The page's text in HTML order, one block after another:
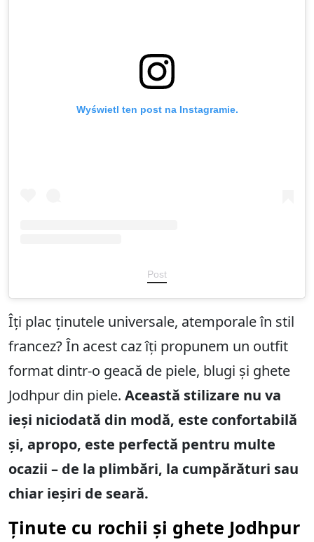
Wyświetl ten post na Instagramie.
Post
Îți plac ținutele universale, atemporale în stil
francez? În acest caz îți propunem un outfit
format dintr-o geacă de piele, blugi și ghete
Jodhpur din piele. Această stilizare nu va
ieși niciodată din modă, este confortabilă
și, apropo, este perfectă pentru multe
ocazii – de la plimbări, la cumpărături sau
chiar ieșiri de seară.
Ținute cu rochii și ghete Jodhpur